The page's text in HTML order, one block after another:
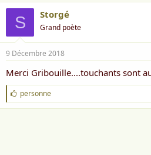
Et malgré les
Qu'importe les
plus
Quand un enfant
un
S Storgé
Grand poète
9 Décembre 2018
Merci Gribouille....touchants sont
J
'
a
personne